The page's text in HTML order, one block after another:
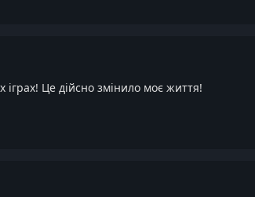
Це дійсно змінило моє життя!